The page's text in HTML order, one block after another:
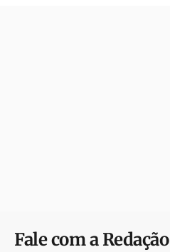
Fale com a Redação